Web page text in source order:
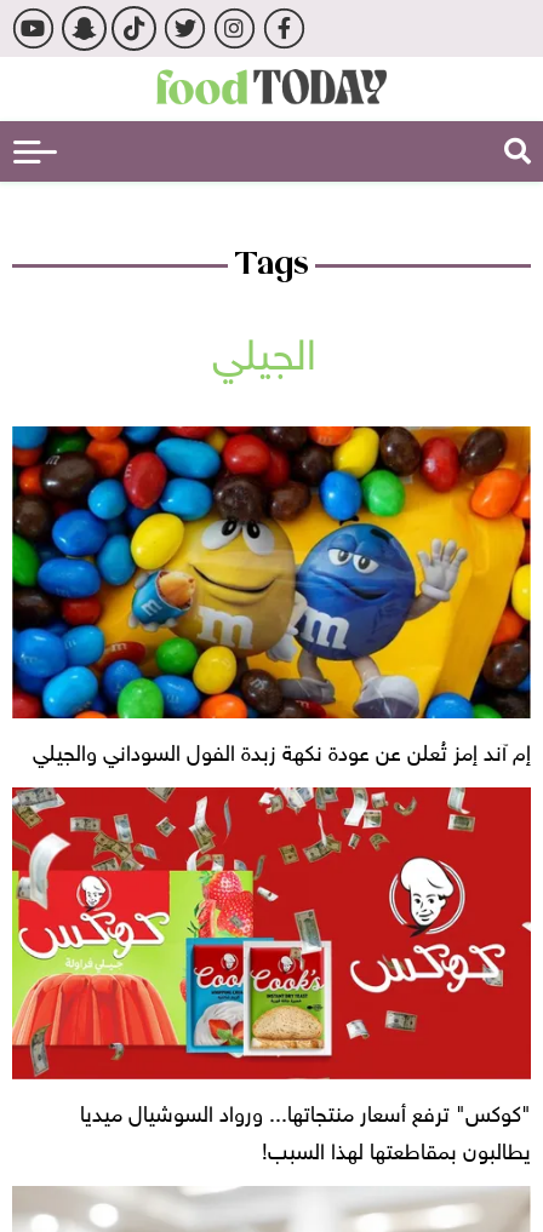
Tags
الجيلي
إم آند إمز تُعلن عن عودة نكهة زبدة الفول السوداني والجيلي
"كوكس" ترفع أسعار منتجاتها... ورواد السوشيال ميديا
يطالبون بمقاطعتها لهذا السبب!